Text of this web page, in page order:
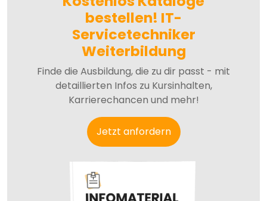
bestellen! IT-
Servicetechniker
Weiterbildung
Finde die Ausbildung, die zu dir passt - mit
detaillierten Infos zu Kursinhalten,
Karrierechancen und mehr!
Jetzt anfordern